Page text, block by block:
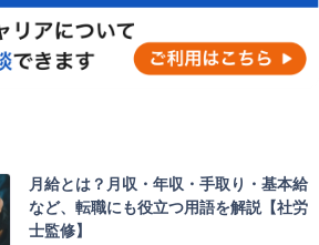
月給とは？月収・年収・手取り・基本給
など、転職にも役立つ用語を解説【社労
士監修】